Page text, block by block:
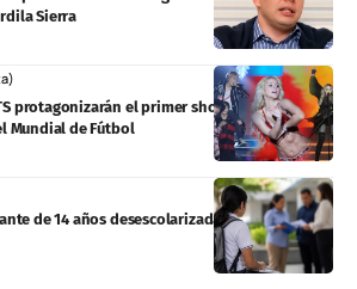
Sierra
protagonizarán el primer show de medio
Mundial de Fútbol
de 14 años desescolarizada tras proceso